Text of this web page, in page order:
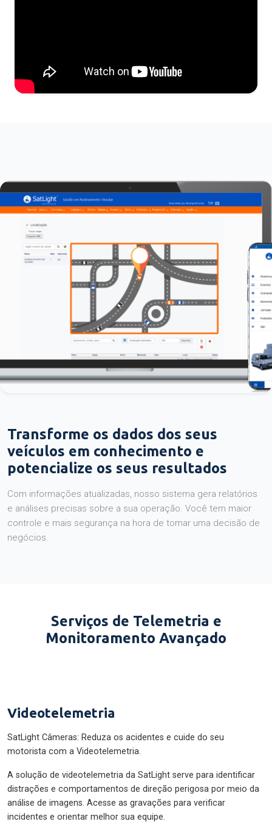
Transforme os dados dos seus
veículos em conhecimento e
potencialize os seus resultados
Com informações atualizadas, nosso sistema gera relatórios
e análises precisas sobre a sua operação. Você tem maior
controle e mais segurança na hora de tomar uma decisão de
negócios.
Serviços de Telemetria e
Monitoramento Avançado
Videotelemetria
SatLight Câmeras: Reduza os acidentes e cuide do seu
motorista com a Videotelemetria.
A solução de videotelemetria da SatLight serve para identificar
distrações e comportamentos de direção perigosa por meio da
análise de imagens. Acesse as gravações para verificar
incidentes e orientar melhor sua equipe.